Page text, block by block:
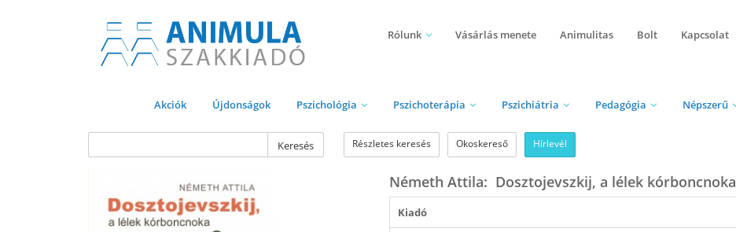
Rólunk Vásárlás menete Animulitas Bolt Kapcsolat
Akciók Újdonságok Pszichológia Pszichoterápia Pszichiátria Pedagógia Népszerű
Keresés Részletes keresés Okoskereső Hírlevél
Németh Attila: ​Dosztojevszkij, a lélek kórboncnoka
Kiadó